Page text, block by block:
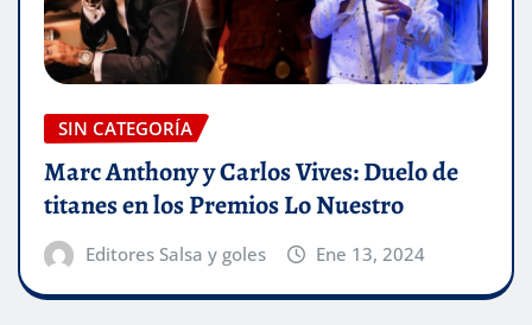
SIN CATEGORÍA
Marc Anthony y Carlos Vives: Duelo de
titanes en los Premios Lo Nuestro
Editores Salsa y goles Ene 13, 2024